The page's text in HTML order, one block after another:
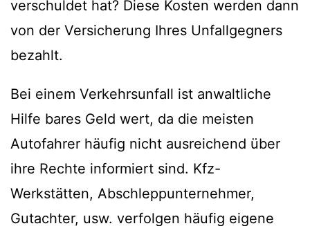
verschuldet hat? Diese Kosten werden dann
von der Versicherung Ihres Unfallgegners
bezahlt.
Bei einem Verkehrsunfall ist anwaltliche
Hilfe bares Geld wert, da die meisten
Autofahrer häufig nicht ausreichend über
ihre Rechte informiert sind. Kfz-
Werkstätten, Abschleppunternehmer,
Gutachter, usw. verfolgen häufig eigene